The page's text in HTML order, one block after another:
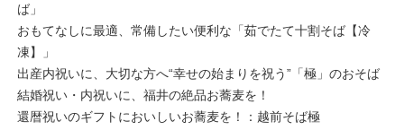
ば」
おもてなしに最適、常備したい便利な「茹でたて十割そば【冷
凍】」
出産内祝いに、大切な方へ“幸せの始まりを祝う”「極」のおそば
結婚祝い・内祝いに、福井の絶品お蕎麦を！
還暦祝いのギフトにおいしいお蕎麦を！：越前そば極